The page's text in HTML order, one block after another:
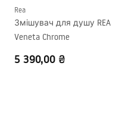
Rea
Змішувач для душу REA
Veneta Chrome
5 390,00 ₴